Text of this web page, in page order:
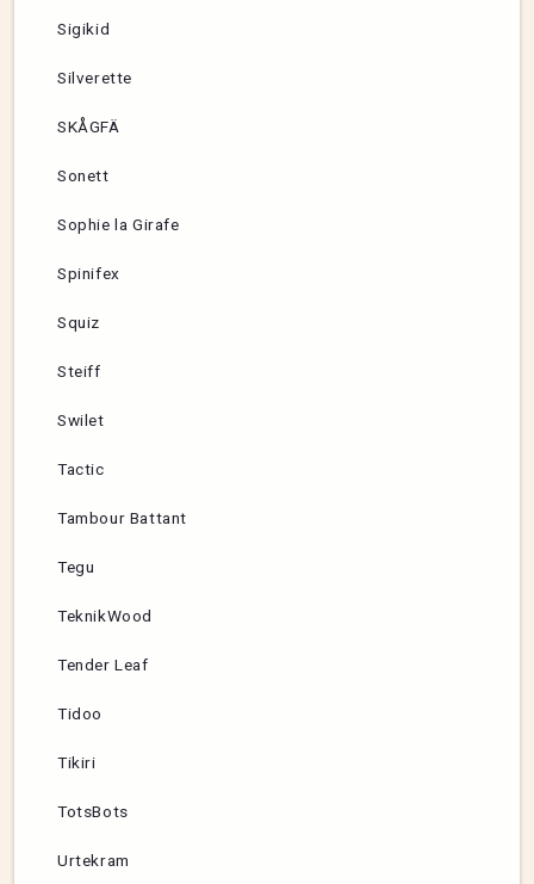
Sigikid
Silverette
SKÅGFÄ
Sonett
Sophie la Girafe
Spinifex
Squiz
Steiff
Swilet
Tactic
Tambour Battant
Tegu
TeknikWood
Tender Leaf
Tidoo
Tikiri
TotsBots
Urtekram